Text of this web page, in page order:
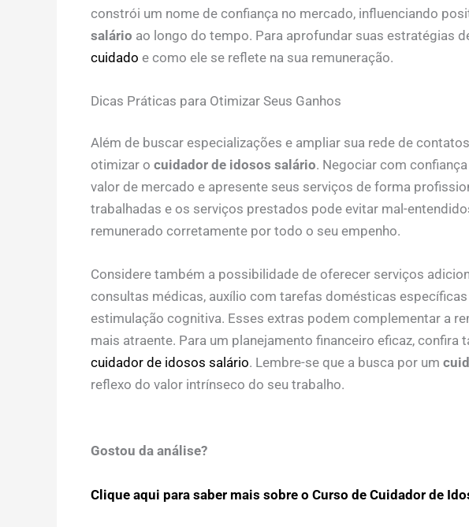
constrói um nome de confiança no mercado, influenciando
salário ao longo do tempo. Para aprofundar suas estratégias
cuidado e como ele se reflete na sua remuneração.
Dicas Práticas para Otimizar Seus Ganhos
Além de buscar especializações e ampliar sua rede de
otimizar o cuidador de idosos salário. Negociar com
valor de mercado e apresente seus serviços de forma
trabalhadas e os serviços prestados pode evitar mal-
remunerado corretamente por todo o seu empenho.
Considere também a possibilidade de oferecer serviços
consultas médicas, auxílio com tarefas domésticas
estimulação cognitiva. Esses extras podem complementar a
mais atraente. Para um planejamento financeiro eficaz, confira
cuidador de idosos salário. Lembre-se que a busca por um
reflexo do valor intrínseco do seu trabalho.
Gostou da análise?
Clique aqui para saber mais sobre o Curso de Cuidador de